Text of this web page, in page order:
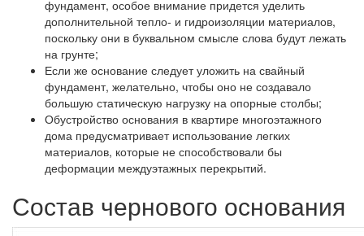
фундамент, особое внимание придется уделить
дополнительной тепло- и гидроизоляции материалов,
поскольку они в буквальном смысле слова будут лежать
на грунте;
Если же основание следует уложить на свайный
фундамент, желательно, чтобы оно не создавало
большую статическую нагрузку на опорные столбы;
Обустройство основания в квартире многоэтажного
дома предусматривает использование легких
материалов, которые не способствовали бы
деформации междуэтажных перекрытий.
Состав чернового основания